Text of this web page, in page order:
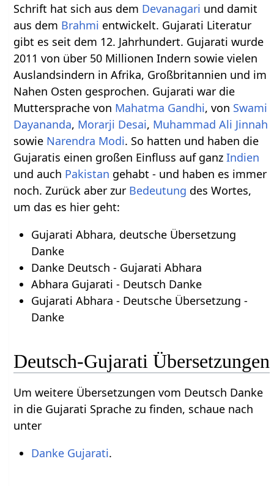
Schrift hat sich aus dem Devanagari und damit
aus dem Brahmi entwickelt. Gujarati Literatur
gibt es seit dem 12. Jahrhundert. Gujarati wurde
2011 von über 50 Millionen Indern sowie vielen
Auslandsindern in Afrika, Großbritannien und im
Nahen Osten gesprochen. Gujarati war die
Muttersprache von Mahatma Gandhi, von Swami
Dayananda, Morarji Desai, Muhammad Ali Jinnah
sowie Narendra Modi. So hatten und haben die
Gujaratis einen großen Einfluss auf ganzIndien
und auch Pakistan gehabt - und haben es immer
noch. Zurück aber zur Bedeutung des Wortes,
um das es hier geht:
Gujarati Abhara, deutsche Übersetzung
Danke
Danke Deutsch - Gujarati Abhara
Abhara Gujarati - Deutsch Danke
Gujarati Abhara - Deutsche Übersetzung -
Danke
Deutsch-Gujarati Übersetzungen
Um weitere Übersetzungen vom Deutsch Danke
in die Gujarati Sprache zu finden, schaue nach
unter
Danke Gujarati.